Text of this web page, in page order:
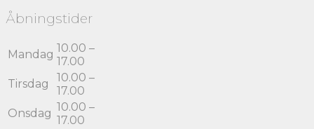
Åbningstider
Mandag 10.00 –
17.00
Tirsdag
10.00 –
17.00
Onsdag 10.00 –
17.00